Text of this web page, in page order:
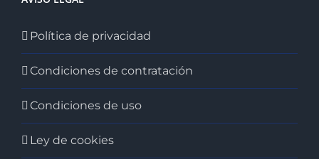
Política de privacidad
Condiciones de contratación
Condiciones de uso
Ley de cookies